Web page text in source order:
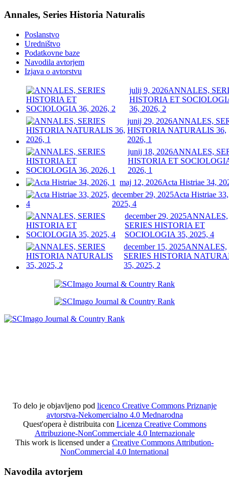
Annales, Series Historia Naturalis
Poslanstvo
Uredništvo
Podatkovne baze
Navodila avtorjem
Izjava o avtorstvu
julij 9, 2026ANNALES,
HISTORIA ET
36, 2026, 2
junij 29, 2026ANNALES,
HISTORIA NATURALIS 36,
2026, 1
junij 18, 2026ANNALES,
HISTORIA ET
2026, 1
maj 12, 2026Acta Histriae 34,
december 29, 2025Acta Histriae 33,
2025, 4
december 29, 2025ANNALES,
SERIES HISTORIA ET
SOCIOLOGIA 35, 2025, 4
december 15, 2025ANNALES,
SERIES HISTORIA
35, 2025, 2
To delo je objavljeno pod licenco Creative Commons Priznanje
avtorstva-Nekomercialno 4.0 Mednarodna
Quest'opera è distribuita con Licenza Creative Commons
Attribuzione-NonCommerciale 4.0 Internazionale
This work is licensed under a Creative Commons Attribution-
NonCommercial 4.0 International
Navodila avtorjem